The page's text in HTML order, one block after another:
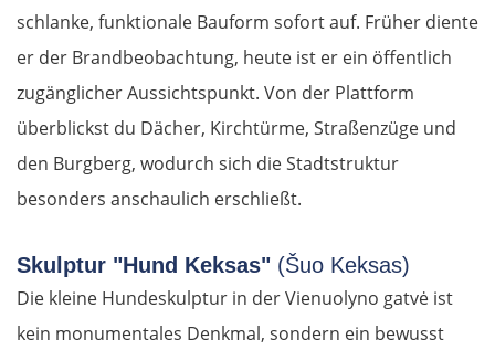
schlanke, funktionale Bauform sofort auf. Früher diente
er der Brandbeobachtung, heute ist er ein öffentlich
zugänglicher Aussichtspunkt. Von der Plattform
überblickst du Dächer, Kirchtürme, Straßenzüge und
den Burgberg, wodurch sich die Stadtstruktur
besonders anschaulich erschließt.
Skulptur "Hund Keksas" (Šuo Keksas)
Die kleine Hundeskulptur in der Vienuolyno gatvė ist
kein monumentales Denkmal, sondern ein bewusst